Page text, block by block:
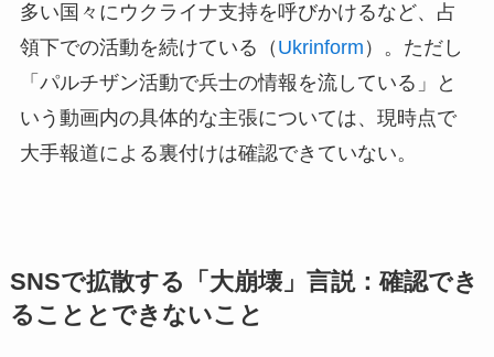
多い国々にウクライナ支持を呼びかけるなど、占
領下での活動を続けている（ Ukrinform ）。ただし
「パルチザン活動で兵士の情報を流している」と
いう動画内の具体的な主張については、現時点で
大手報道による裏付けは確認できていない。
SNSで拡散する「大崩壊」言説：確認でき
ることとできないこと